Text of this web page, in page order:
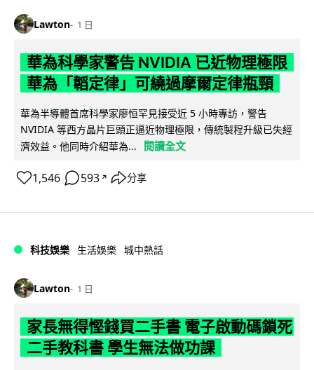
Lawton 1 日
華為科學家警告 NVIDIA 已近物理極限
華為「韜定律」可繞過摩爾定律瓶頸
華為半導體首席科學家廖恒罕見接受近 5 小時專訪，警告
NVIDIA 等西方晶片巨頭正逼近物理極限，傳統製程升級已失經
濟效益。他同時介紹華為...
閱讀全文
1,546 593 ↗ 分享
科技娛樂 生活娛樂 城中熱話
Lawton 1 日
家長無得慳錢買二手書 電子啟動碼鎖死
二手教科書 學生無法做功課